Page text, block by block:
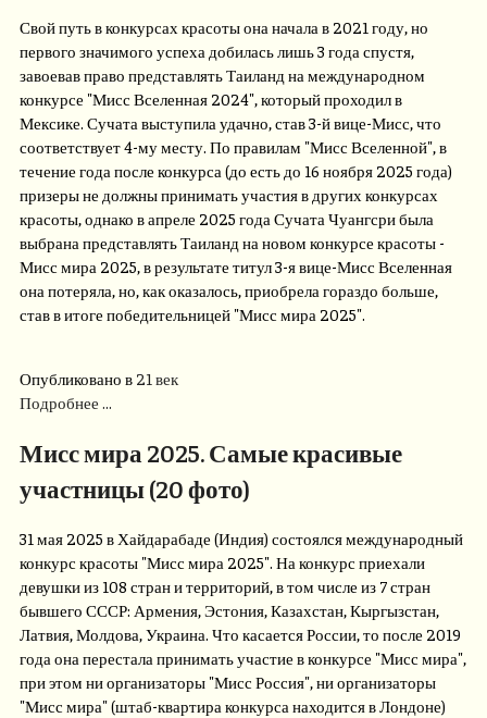
Свой путь в конкурсах красоты она начала в 2021 году, но
первого значимого успеха добилась лишь 3 года спустя,
завоевав право представлять Таиланд на международном
конкурсе "Мисс Вселенная 2024", который проходил в
Мексике. Сучата выступила удачно, став 3-й вице-Мисс, что
соответствует 4-му месту. По правилам "Мисс Вселенной", в
течение года после конкурса (до есть до 16 ноября 2025 года)
призеры не должны принимать участия в других конкурсах
красоты, однако в апреле 2025 года Сучата Чуангсри была
выбрана представлять Таиланд на новом конкурсе красоты -
Мисс мира 2025, в результате титул 3-я вице-Мисс Вселенная
она потеряла, но, как оказалось, приобрела гораздо больше,
став в итоге победительницей "Мисс мира 2025".
Опубликовано в 21 век
Подробнее ...
Мисс мира 2025. Самые красивые
участницы (20 фото)
31 мая 2025 в Хайдарабаде (Индия) состоялся международный
конкурс красоты "Мисс мира 2025". На конкурс приехали
девушки из 108 стран и территорий, в том числе из 7 стран
бывшего СССР: Армения, Эстония, Казахстан, Кыргызстан,
Латвия, Молдова, Украина. Что касается России, то после 2019
года она перестала принимать участие в конкурсе "Мисс мира",
при этом ни организаторы "Мисс Россия", ни организаторы
"Мисс мира" (штаб-квартира конкурса находится в Лондоне)